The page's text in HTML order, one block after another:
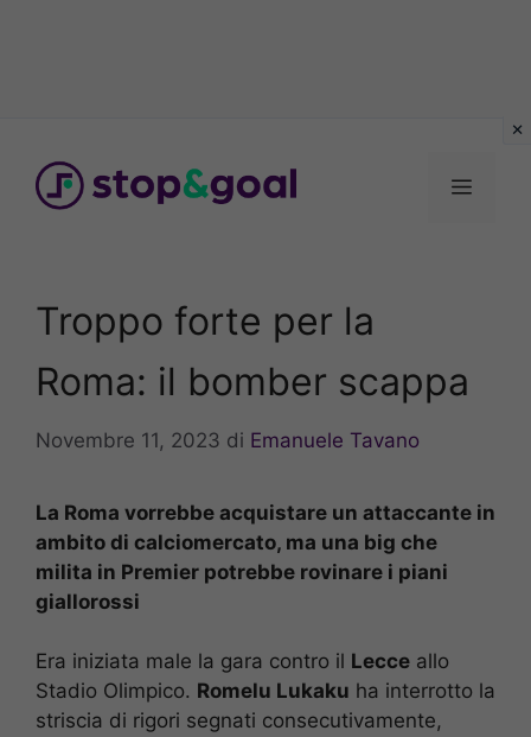
contenuto
Menu
Troppo forte per la
Roma: il bomber scappa
Novembre 11, 2023 di Emanuele Tavano
La Roma vorrebbe acquistare un attaccante in
ambito di calciomercato, ma una big che
milita in Premier potrebbe rovinare i piani
giallorossi
Era iniziata male la gara contro il Lecce allo
Stadio Olimpico. Romelu Lukaku ha interrotto la
striscia di rigori segnati consecutivamente,